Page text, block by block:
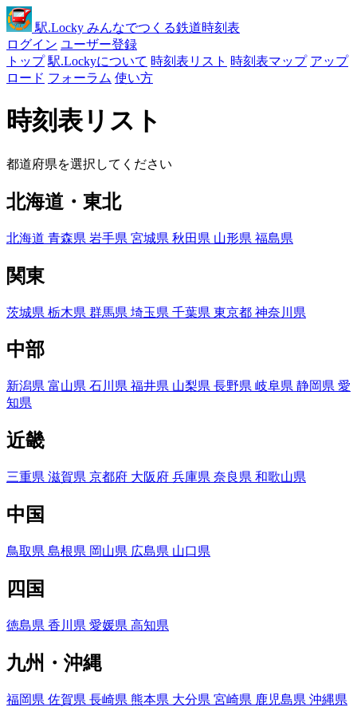
駅.Locky みんなでつくる鉄道時刻表
ログイン ユーザー登録
トップ 駅.Lockyについて 時刻表リスト 時刻表マップ アップ
ロード フォーラム 使い方
時刻表リスト
都道府県を選択してください
北海道・東北
北海道 青森県 岩手県 宮城県 秋田県 山形県 福島県
関東
茨城県 栃木県 群馬県 埼玉県 千葉県 東京都 神奈川県
中部
新潟県 富山県 石川県 福井県 山梨県 長野県 岐阜県 静岡県 愛
知県
近畿
三重県 滋賀県 京都府 大阪府 兵庫県 奈良県 和歌山県
中国
鳥取県 島根県 岡山県 広島県 山口県
四国
徳島県 香川県 愛媛県 高知県
九州・沖縄
福岡県 佐賀県 長崎県 熊本県 大分県 宮崎県 鹿児島県 沖縄県